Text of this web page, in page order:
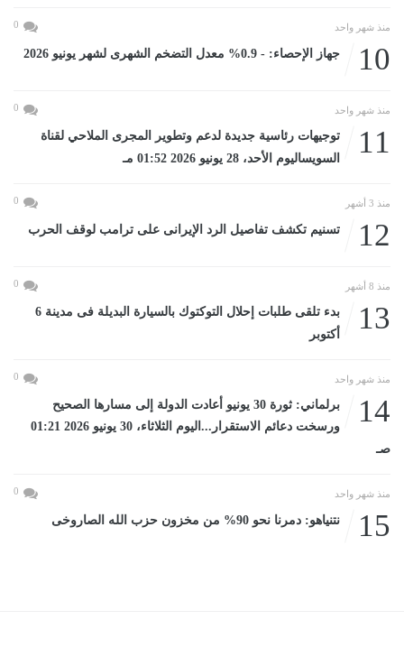
منذ شهر واحد 0
10 جهاز الإحصاء: - 0.9% معدل التضخم الشهرى لشهر يونيو 2026
منذ شهر واحد 0
11
توجيهات رئاسية جديدة لدعم وتطوير المجرى الملاحي لقناة
السويساليوم الأحد، 28 يونيو 2026 01:52 مـ
منذ 3 أشهر 0
12 تسنيم تكشف تفاصيل الرد الإيرانى على ترامب لوقف الحرب
منذ 8 أشهر 0
13
بدء تلقى طلبات إحلال التوكتوك بالسيارة البديلة فى مدينة 6
أكتوبر
منذ شهر واحد 0
14
برلماني: ثورة 30 يونيو أعادت الدولة إلى مسارها الصحيح
ورسخت دعائم الاستقرار...اليوم الثلاثاء، 30 يونيو 2026 01:21
صـ
منذ شهر واحد 0
15 نتنياهو: دمرنا نحو 90% من مخزون حزب الله الصاروخى